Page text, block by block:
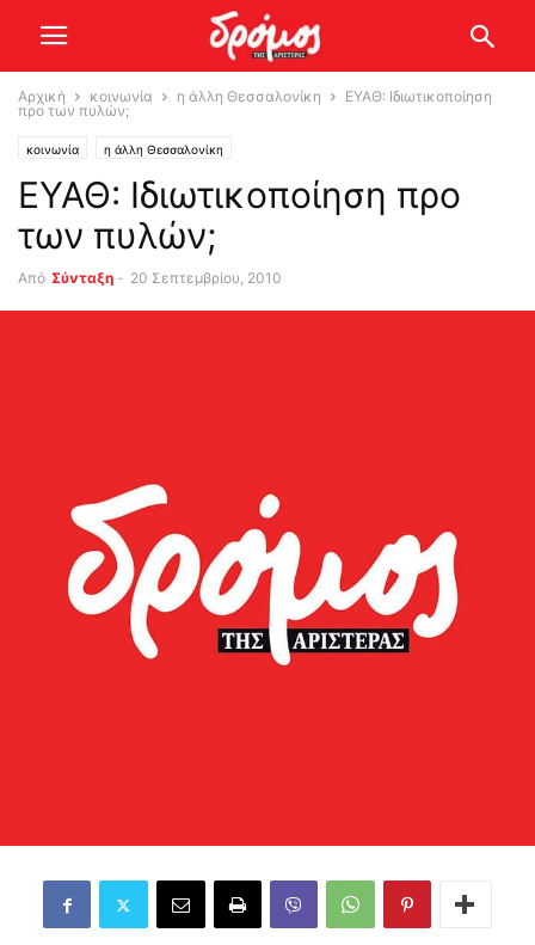
Αρχική κοινωνία η άλλη Θεσσαλονίκη
ΕΥΑΘ: Ιδιωτικοποίηση
προ των πυλών;
κοινωνία η άλλη Θεσσαλονίκη
ΕΥΑΘ: Ιδιωτικοποίηση προ
των πυλών;
Από Σύνταξη - 20 Σεπτεμβρίου, 2010